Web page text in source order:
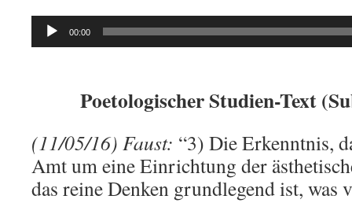
Audio
00:00
Poetologischer Studien-Text
(11/05/16) Faust: “3) Die Erkenntnis,
Amt um eine Einrichtung der
das reine Denken grundlegend ist, was